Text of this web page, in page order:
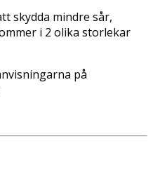
skydda mindre sår,
i 2 olika storlekar
på